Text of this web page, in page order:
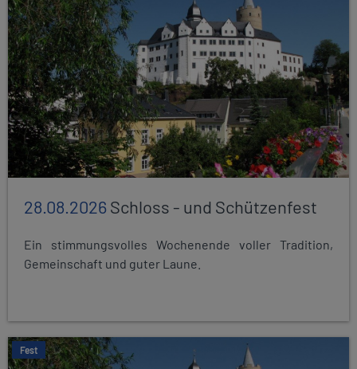
28.08.2026Schloss - und Schützenfest
Ein stimmungsvolles Wochenende voller Tradition,
Gemeinschaft und guter Laune.
Fest